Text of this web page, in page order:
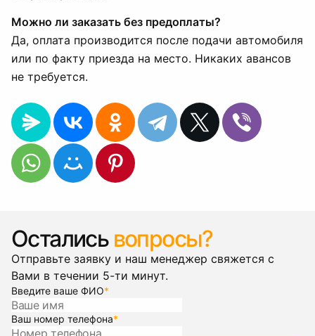
Можно ли заказать без предоплаты?
Да, оплата производится после подачи автомобиля
или по факту приезда на место. Никаких авансов
не требуется.
Остались вопросы?
Отправьте заявку и наш менеджер свяжется с
Вами в течении 5-ти минут.
Введите ваше ФИО*
Ваш номер телефона*